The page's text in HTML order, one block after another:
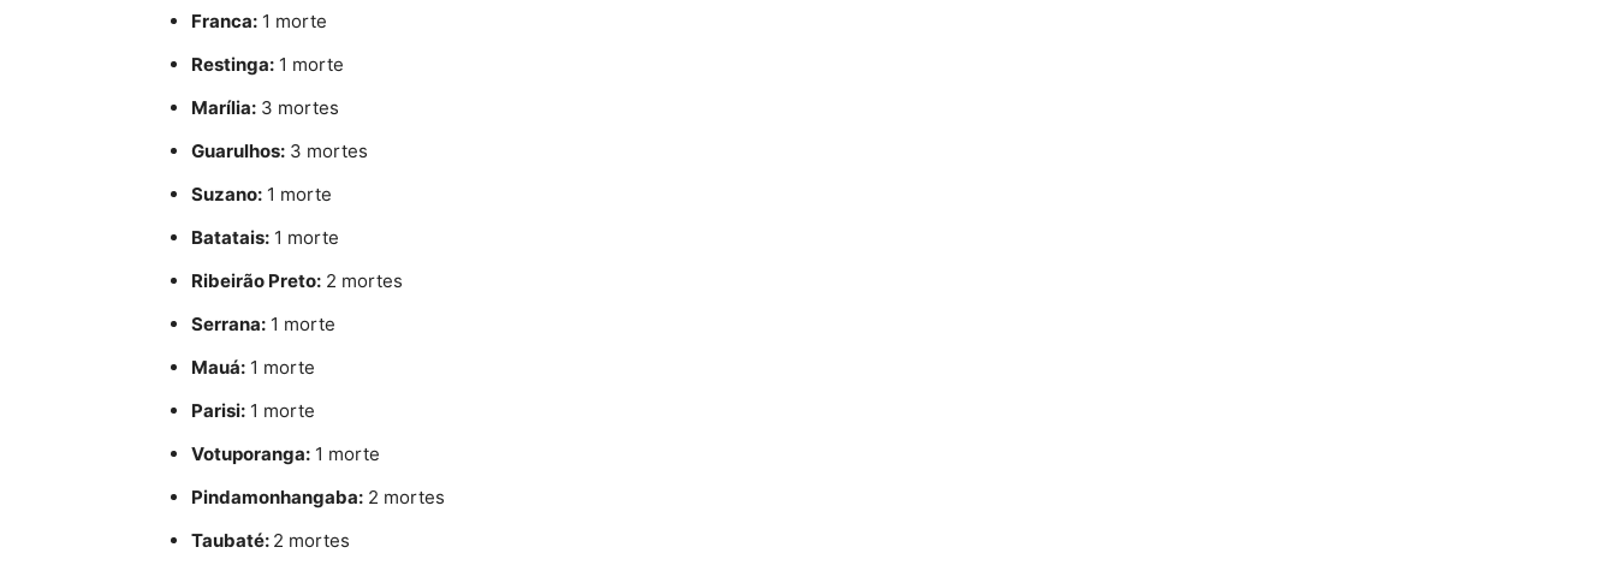
Franca: 1 morte
Restinga: 1 morte
Marília: 3 mortes
Guarulhos: 3 mortes
Suzano: 1 morte
Batatais: 1 morte
Ribeirão Preto: 2 mortes
Serrana: 1 morte
Mauá: 1 morte
Parisi: 1 morte
Votuporanga: 1 morte
Pindamonhangaba: 2 mortes
Taubaté: 2 mortes